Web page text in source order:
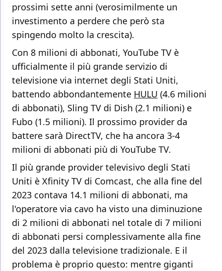
prossimi sette anni (verosimilmente un
investimento a perdere che però sta
spingendo molto la crescita).
Con 8 milioni di abbonati, YouTube TV è
ufficialmente il più grande servizio di
televisione via internet degli Stati Uniti,
battendo abbondantemente HULU (4.6 milioni
di abbonati), Sling TV di Dish (2.1 milioni) e
Fubo (1.5 milioni). Il prossimo provider da
battere sarà DirectTV, che ha ancora 3-4
milioni di abbonati più di YouTube TV.
Il più grande provider televisivo degli Stati
Uniti è Xfinity TV di Comcast, che alla fine del
2023 contava 14.1 milioni di abbonati, ma
l'operatore via cavo ha visto una diminuzione
di 2 milioni di abbonati nel totale di 7 milioni
di abbonati persi complessivamente alla fine
del 2023 dalla televisione tradizionale. E il
problema è proprio questo: mentre giganti